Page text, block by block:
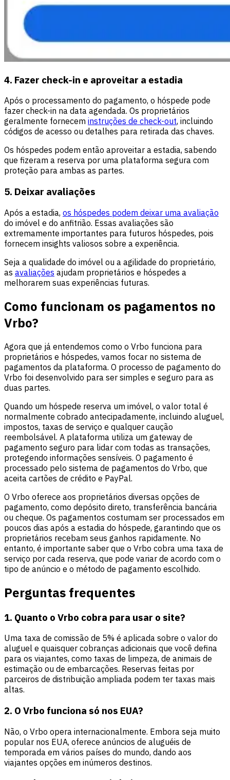
4. Fazer check-in e aproveitar a estadia
Após o processamento do pagamento, o hóspede pode
fazer check-in na data agendada. Os proprietários
geralmente fornecem instruções de check-out, incluindo
códigos de acesso ou detalhes para retirada das chaves.
Os hóspedes podem então aproveitar a estadia, sabendo
que fizeram a reserva por uma plataforma segura com
proteção para ambas as partes.
5. Deixar avaliações
Após a estadia, os hóspedes podem deixar uma avaliação
do imóvel e do anfitrião. Essas avaliações são
extremamente importantes para futuros hóspedes, pois
fornecem insights valiosos sobre a experiência.
Seja a qualidade do imóvel ou a agilidade do proprietário,
as avaliações ajudam proprietários e hóspedes a
melhorarem suas experiências futuras.
Como funcionam os pagamentos no
Vrbo?
Agora que já entendemos como o Vrbo funciona para
proprietários e hóspedes, vamos focar no sistema de
pagamentos da plataforma. O processo de pagamento do
Vrbo foi desenvolvido para ser simples e seguro para as
duas partes.
Quando um hóspede reserva um imóvel, o valor total é
normalmente cobrado antecipadamente, incluindo aluguel,
impostos, taxas de serviço e qualquer caução
reembolsável. A plataforma utiliza um gateway de
pagamento seguro para lidar com todas as transações,
protegendo informações sensíveis. O pagamento é
processado pelo sistema de pagamentos do Vrbo, que
aceita cartões de crédito e PayPal.
O Vrbo oferece aos proprietários diversas opções de
pagamento, como depósito direto, transferência bancária
ou cheque. Os pagamentos costumam ser processados em
poucos dias após a estadia do hóspede, garantindo que os
proprietários recebam seus ganhos rapidamente. No
entanto, é importante saber que o Vrbo cobra uma taxa de
serviço por cada reserva, que pode variar de acordo com o
tipo de anúncio e o método de pagamento escolhido.
Perguntas frequentes
1. Quanto o Vrbo cobra para usar o site?
Uma taxa de comissão de 5% é aplicada sobre o valor do
aluguel e quaisquer cobranças adicionais que você defina
para os viajantes, como taxas de limpeza, de animais de
estimação ou de embarcações. Reservas feitas por
parceiros de distribuição ampliada podem ter taxas mais
altas.
2. O Vrbo funciona só nos EUA?
Não, o Vrbo opera internacionalmente. Embora seja muito
popular nos EUA, oferece anúncios de aluguéis de
temporada em vários países do mundo, dando aos
viajantes opções em inúmeros destinos.